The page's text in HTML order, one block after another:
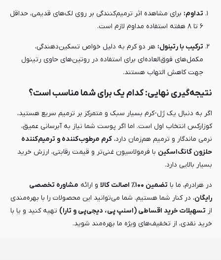
تداوم: برای مشاهده اثر ترمیم‌کنندگی بر روی لک‌های قدیمی، حداقل
۶ تا ۸ هفته استفاده مداوم لازم است.
ترکیب با رتینول: هر دو کرم به دلیل خواص تسکین‌دهندگی،
مکمل‌های فوق‌العاده‌ای برای استفاده در روتین‌های حاوی رتینول
جهت کاهش التهاب هستند.
نتیجه‌گیری نهایی: کدام یک برای شما مناسب است؟
اگر به دنبال یک ژل-کرم بسیار سبک و متمرکز بر ترمیم سریع هستید،
کوزارکس انتخاب اول است. اما اگر پوست شما نیاز به آبرسانی عمیق،
نرمی ماندگار و ترمیم هم‌زمان دارد، کرم مرطوب‌کننده و ترمیم‌کننده
حلزون گانگ‌اسکین با فرمولاسیون غنی‌تر و قیمت رقابتی، ارزش خرید
بسیار بالایی دارد.
در هرادرم، ما با تضمین ۱۰۰٪ اصالت کالا و ارائه مشاوره تخصصی
رایگان، در کنار شما هستیم. شما می‌توانید این محصولات را با بهره‌مندی
از تسهیلات خرید اقساطی (اسنپ پی، دیجی‌پی و تارا) تهیه کنید و یا با
خرید نقدی، از تخفیف‌های ویژه ما بهره‌مند شوید.